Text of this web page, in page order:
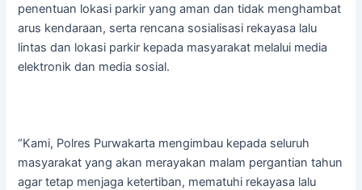
penentuan lokasi parkir yang aman dan tidak menghambat
arus kendaraan, serta rencana sosialisasi rekayasa lalu
lintas dan lokasi parkir kepada masyarakat melalui media
elektronik dan media sosial.
“Kami, Polres Purwakarta mengimbau kepada seluruh
masyarakat yang akan merayakan malam pergantian tahun
agar tetap menjaga ketertiban, mematuhi rekayasa lalu